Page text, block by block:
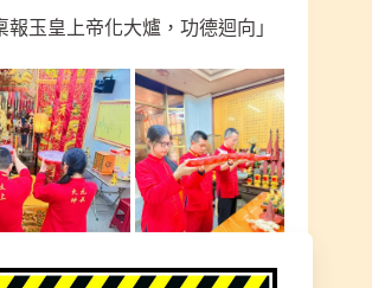
報玉皇上帝化大爐，功德迴向」